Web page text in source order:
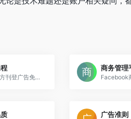
Facebook官方刊登广告免费线上教程
商务管理
Facebook
广告准则